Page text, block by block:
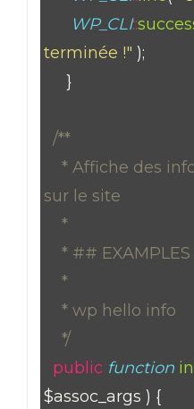
WP_CLI::
terminée !" );
}
/**
* Affiche des
sur le site
*
* ## EXAMPLES
*
* wp hello info
*/
public function
$assoc_args ) {